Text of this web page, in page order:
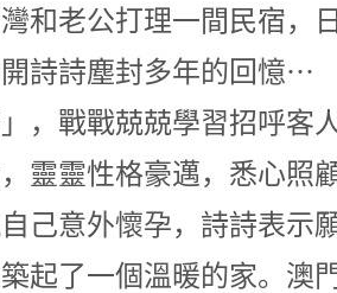
和老公打理一間民宿，
開詩詩塵封多年的回
，戰戰兢兢學習招呼客
靈靈性格豪邁，悉心照
己意外懷孕，詩詩表示
起了一個溫暖的家。澳